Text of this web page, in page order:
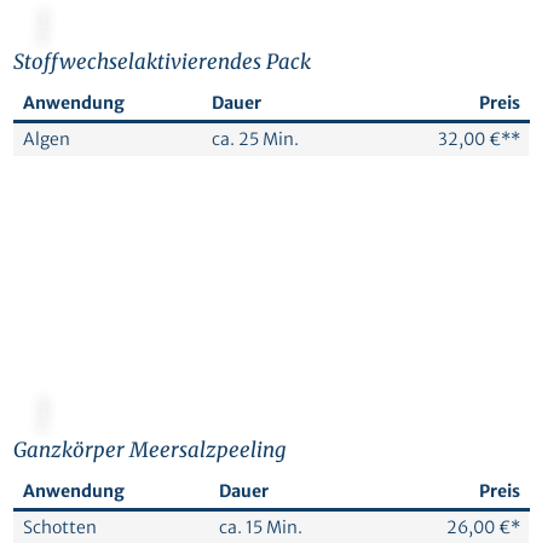
Stoffwechselaktivierendes Pack
Anwendung Dauer
Preis
Algen
ca. 25 Min. 32,00 €**
Ganzkörper Meersalzpeeling
Anwendung Dauer
Preis
Schotten
ca. 15 Min. 26,00 €*